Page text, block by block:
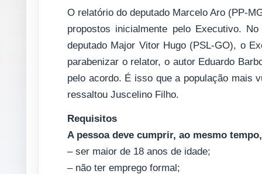
O relatório do deputado Marcelo Aro (PP-
propostos inicialmente pelo Executivo.
deputado Major Vitor Hugo (PSL-GO), o
parabenizar o relator, o autor Eduardo
pelo acordo. É isso que a população mais
ressaltou Juscelino Filho.
Requisitos
A pessoa deve cumprir, ao mesmo
– ser maior de 18 anos de idade;
– não ter emprego formal;